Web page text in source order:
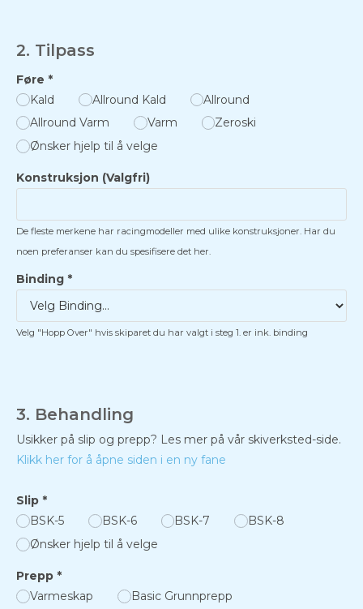
2. Tilpass
Føre *
Kald
Allround Kald
Allround
Allround Varm
Varm
Zeroski
Ønsker hjelp til å velge
Konstruksjon (Valgfri)
De fleste merkene har racingmodeller med ulike konstruksjoner. Har du
noen preferanser kan du spesifisere det her.
Binding *
Velg "Hopp Over" hvis skiparet du har valgt i steg 1. er ink. binding
3. Behandling
Usikker på slip og prepp? Les mer på vår skiverksted-side.
Klikk her for å åpne siden i en ny fane
Slip *
BSK-5
BSK-6 BSK-7
BSK-8
Ønsker hjelp til å velge
Prepp *
Varmeskap
Basic Grunnprepp